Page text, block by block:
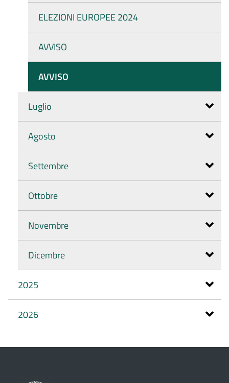
ELEZIONI EUROPEE 2024
AVVISO
AVVISO
Luglio
Agosto
Settembre
Ottobre
Novembre
Dicembre
2025
2026